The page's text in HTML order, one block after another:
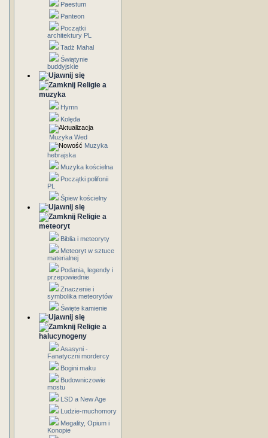
Paestum
Panteon
Początki
architektury PL
Tadż Mahal
Świątynie
buddyjskie
Religie a
muzyka
Hymn
Kolęda
Muzyka Wed
Muzyka
hebrajska
Muzyka kościelna
Początki polifonii
PL
Śpiew kościelny
Religie a
meteoryt
Biblia i meteoryty
Meteoryt w sztuce
materialnej
Podania, legendy i
przepowiednie
Znaczenie i
symbolika meteorytów
Święte kamienie
Religie a
halucynogeny
Asasyni -
Fanatyczni mordercy
Bogini maku
Budowniczowie
mostu
LSD a New Age
Ludzie-muchomory
Megality, Opium i
Konopie